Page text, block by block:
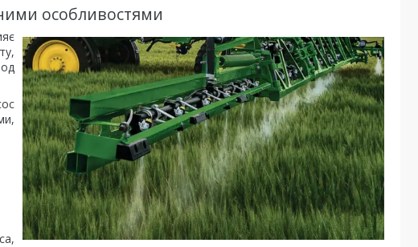
особливостями